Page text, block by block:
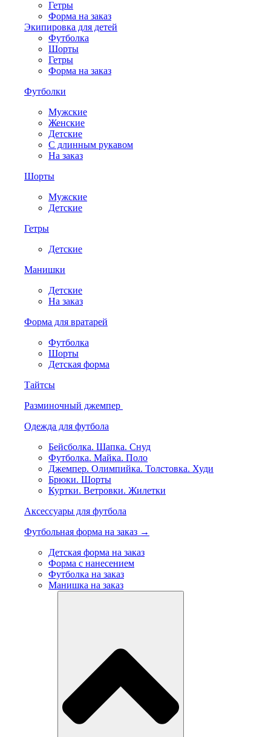
Гетры
Форма на заказ
Экипировка для детей
Футболка
Шорты
Гетры
Форма на заказ
Футболки
Мужские
Женские
Детские
С длинным рукавом
На заказ
Шорты
Мужские
Детские
Гетры
Детские
Манишки
Детские
На заказ
Форма для вратарей
Футболка
Шорты
Детская форма
Тайтсы
Разминочный джемпер
Одежда для футбола
Бейсболка. Шапка. Снуд
Футболка. Майка. Поло
Джемпер. Олимпийка. Толстовка. Худи
Брюки. Шорты
Куртки. Ветровки. Жилетки
Аксессуары для футбола
Футбольная форма на заказ →
Детская форма на заказ
Форма с нанесением
Футболка на заказ
Манишка на заказ